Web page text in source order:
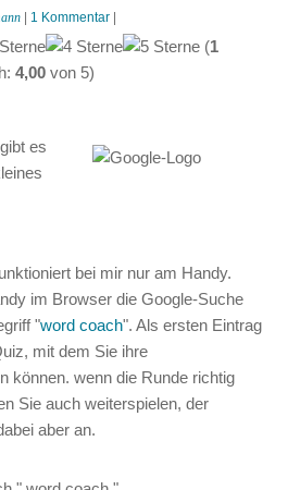
1 Kommentar
(1
4,00 von 5)
es
bei mir nur am Handy.
im Browser die Google-Suche
"word coach". Als ersten Eintrag
mit dem Sie ihre
können. wenn die Runde richtig
Sie auch weiterspielen, der
aber an.